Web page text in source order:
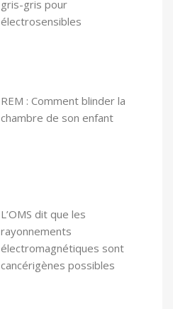
gris-gris pour
électrosensibles
REM : Comment blinder la
chambre de son enfant
L’OMS dit que les
rayonnements
électromagnétiques sont
cancérigènes possibles